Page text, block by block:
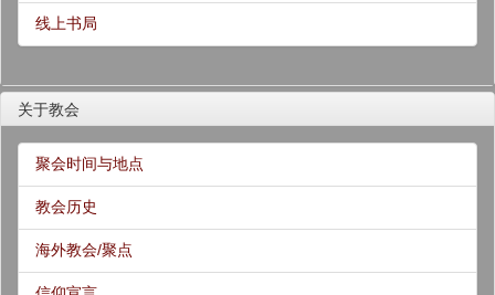
线上书局
关于教会
聚会时间与地点
教会历史
海外教会/聚点